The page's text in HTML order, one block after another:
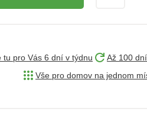
tu pro Vás 6 dní v týdnu
Až 100
Vše pro domov na jednom